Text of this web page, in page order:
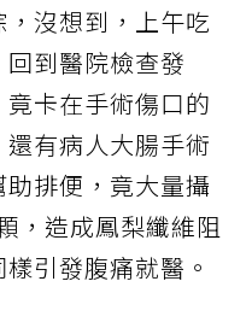
沒想到，上午吃
到醫院檢查發
卡在手術傷口的
有病人大腸手術
排便，竟大量攝
，造成鳳梨纖維阻
引發腹痛就醫。